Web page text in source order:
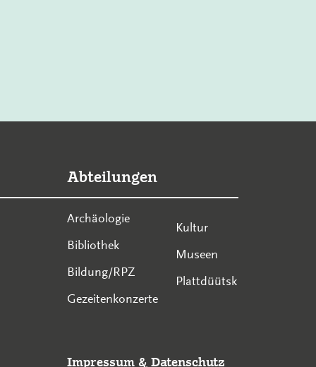
Abteilungen
Archäologie
Bibliothek
Bildung/RPZ
Gezeitenkonzerte
Kultur
Museen
Plattdüütsk
Impressum & Datenschutz